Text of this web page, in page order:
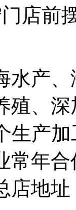
店前
水产
殖、
生产
常年
店地